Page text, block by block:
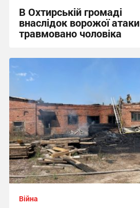
В Охтирській громаді
внаслідок ворожої атаки
травмовано чоловіка
09:21 вчора
Війна